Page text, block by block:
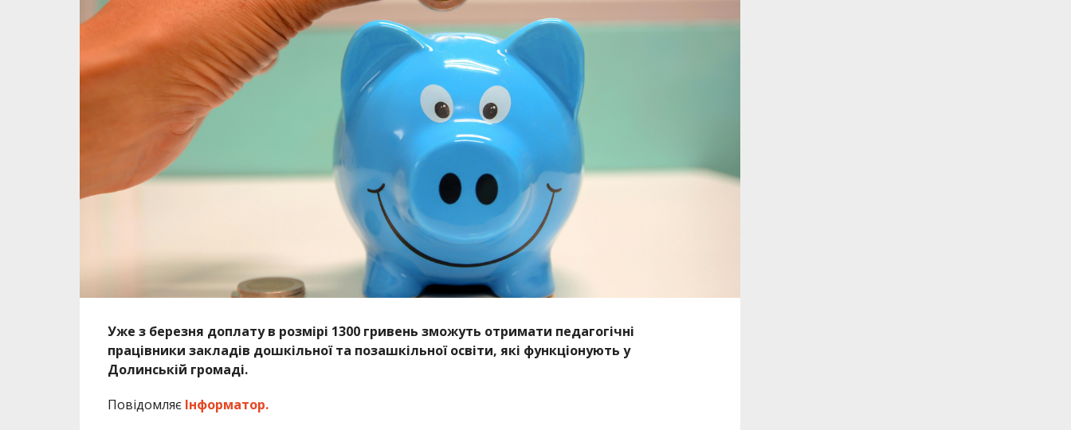
Уже з березня доплату в розмірі 1300 гривень зможуть отримати педагогічні
працівники закладів дошкільної та позашкільної освіти, які функціонують у
Долинській громаді.
Повідомляє Інформатор.